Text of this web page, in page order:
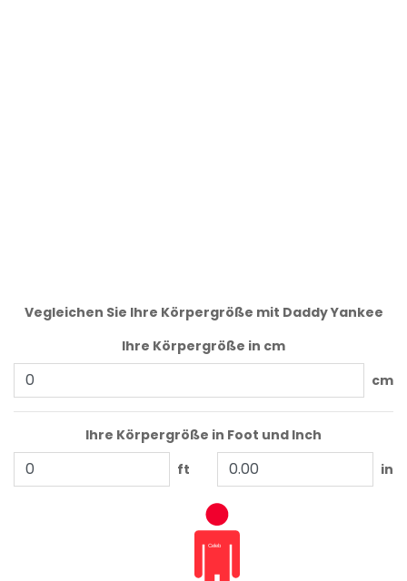
Vegleichen Sie Ihre Körpergröße mit Daddy Yankee
Ihre Körpergröße in cm
cm
Ihre Körpergröße in Foot und Inch
ft
in